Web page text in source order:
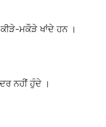
ਕੀੜੇ-ਮਕੌੜੇ ਖਾਂਦੇ ਹਨ ।
ਨਹੀਂ ਹੁੰਦੇ ।